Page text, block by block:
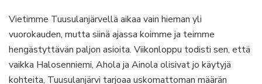
Vietimme Tuusulanjärvellä aikaa vain hieman yli
vuorokauden, mutta siinä ajassa koimme ja teimme
hengästyttävän paljon asioita. Viikonloppu todisti sen, että
vaikka Halosenniemi, Ahola ja Ainola olisivat jo käytyjä
kohteita, Tuusulanjärvi tarjoaa uskomattoman määrän